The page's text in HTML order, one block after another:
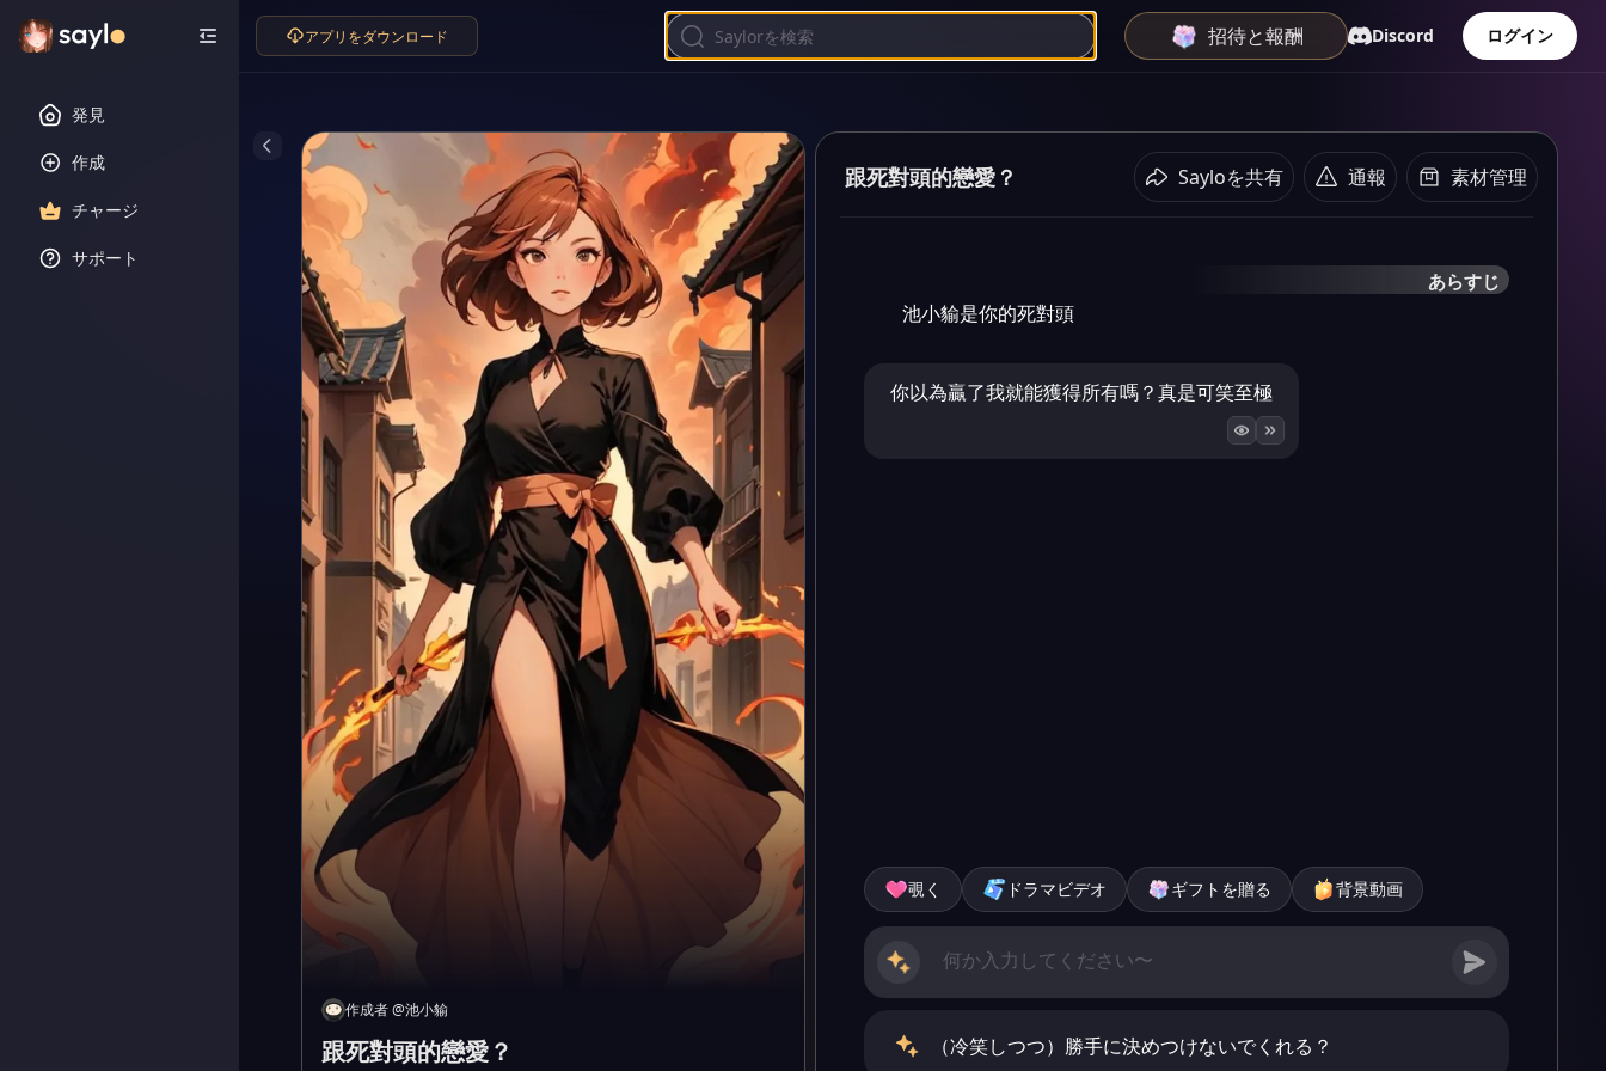
発見
作成
チャージ
サポート
アプリをダウンロード 招待と報酬 Discord ログイン
作成者@池小貐
跟死對頭的戀愛？
跟死對頭的戀愛？ Sayloを共有 通報 素材管理
あらすじ
池小貐是你的死對頭
你以為贏了我就能獲得所有嗎？真是可笑至極
覗く ドラマビデオ ギフトを贈る 背景動画
（冷笑しつつ）勝手に決めつけないでくれる？